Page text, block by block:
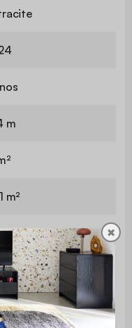
m
m²
m
10 x 224 cm
✖